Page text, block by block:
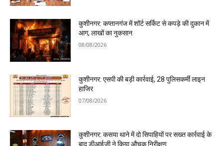
कुशीनगर: कप्तानगंज में शॉर्ट सर्किट से कपड़े की दुकान में
आग, लाखों का नुकसान
08/08/2026
कुशीनगर: एसपी की बड़ी कार्रवाई, 28 पुलिसकर्मी लाइन
हाजिर
07/08/2026
कुशीनगर: कसया थाने में दो सिपाहियों पर सख्त कार्रवाई के
बाद डीआईजी ने किया औचक निरीक्षण